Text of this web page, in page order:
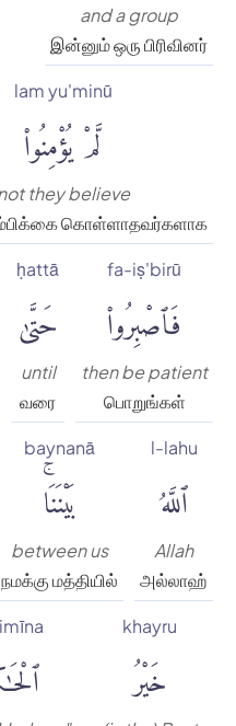
and a group
இன்னும் ஒரு பிரிவினர்
lam yu'minū
لَّمْ يُؤْمِنُوا۟
they believe
கொள்ளாதவர்களாக
fa-iṣ'birū
فَٱصْبِرُوا۟
then be patient
பொறுங்கள்
ḥattā
حَتَّىٰ
until
வரை
l-lahu
ٱللَّهُ
Allah
அல்லாஹ்
baynanā
بَيْنَنَاۚ
between us
நமக்கு மத்தியில்
khayru
خَيْرُ